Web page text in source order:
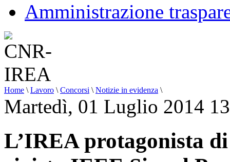
Amministrazione
Home \ Lavoro \ Concorsi \ Notizie in evidenza \
Martedì, 01 Luglio 2014
L’IREA protagonista